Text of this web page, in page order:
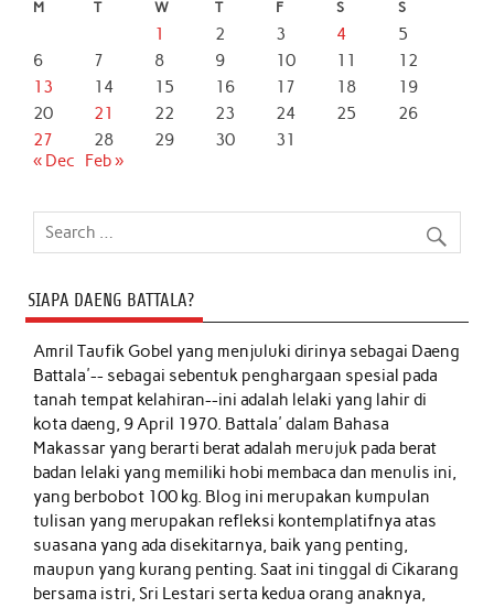
M T W T F S S
1 2 3 4
5
6
7 8 9 10 11
12
13
14 15 16 17 18
19
20
21 22 23 24 25
26
27
28 29 30
31
« Dec
Feb »
SIAPA DAENG BATTALA?
Amril Taufik Gobelyang menjuluki dirinya sebagai Daeng
Battala'-- sebagai sebentuk penghargaan spesial pada
tanah tempat kelahiran--ini adalah lelaki yang lahir di
kota daeng, 9 April 1970. Battala' dalam Bahasa
Makassar yang berarti berat adalah merujuk pada berat
badan lelaki yang memiliki hobi membaca dan menulis ini,
yang berbobot 100 kg. Blog ini merupakan kumpulan
tulisan yang merupakan refleksi kontemplatifnya atas
suasana yang ada disekitarnya, baik yang penting,
maupun yang kurang penting. Saat ini tinggal di Cikarang
bersama istri, Sri Lestari serta kedua orang anaknya,